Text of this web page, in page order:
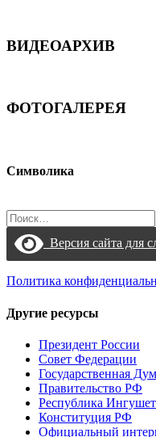
ВИДЕОАРХИВ
ФОТОГАЛЕРЕЯ
Символика
Найти:
Версия сайта для
Политика
Другие ресурсы
Президент России
Совет Федерации
Государственная
Правительство РФ
Республика
Конституция РФ
Официальный